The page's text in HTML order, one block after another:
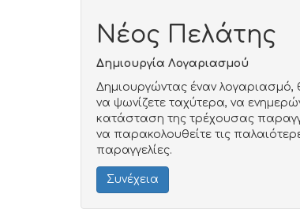
Νέος Πελάτης
Δημιουργία Λογαριασμού
Δημιουργώντας έναν λογαριασμό,
να ψωνίζετε ταχύτερα, να
κατάσταση της τρέχουσας
να παρακολουθείτε τις
παραγγελίες.
Συνέχεια